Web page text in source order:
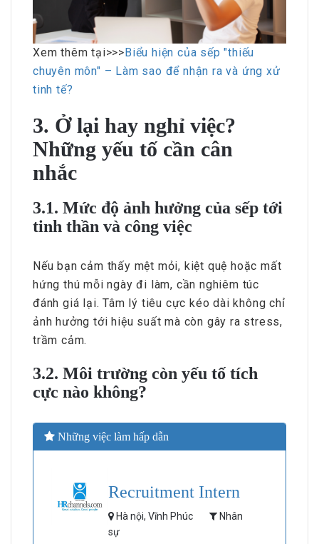
Xem thêm tại>>>Biểu hiện của sếp "thiếu
chuyên môn" – Làm sao để nhận ra và ứng xử
tinh tế?
3. Ở lại hay nghỉ việc?
Những yếu tố cần cân
nhắc
3.1. Mức độ ảnh hưởng của sếp tới
tinh thần và công việc
Nếu bạn cảm thấy mệt mỏi, kiệt quệ hoặc mất
hứng thú mỗi ngày đi làm, cần nghiêm túc
đánh giá lại. Tâm lý tiêu cực kéo dài không chỉ
ảnh hưởng tới hiệu suất mà còn gây ra stress,
trầm cảm.
3.2. Môi trường còn yếu tố tích
cực nào không?
Những việc làm hấp dẫn
Recruitment Intern
Hà nội, Vĩnh Phúc
Nhân
sự